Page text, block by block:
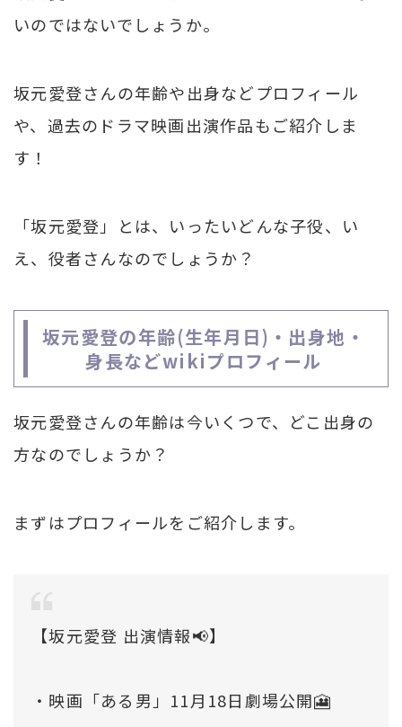
いのではないでしょうか。
坂元愛登さんの年齢や出身などプロフィール
や、過去のドラマ映画出演作品もご紹介しま
す！
「坂元愛登」とは、いったいどんな子役、い
え、役者さんなのでしょうか？
坂元愛登の年齢(生年月日)・出身地・
身長などwikiプロフィール
坂元愛登さんの年齢は今いくつで、どこ出身の
方なのでしょうか？
まずはプロフィールをご紹介します。
【坂元愛登 出演情報📢】
・映画「ある男」11月18日劇場公開🎦